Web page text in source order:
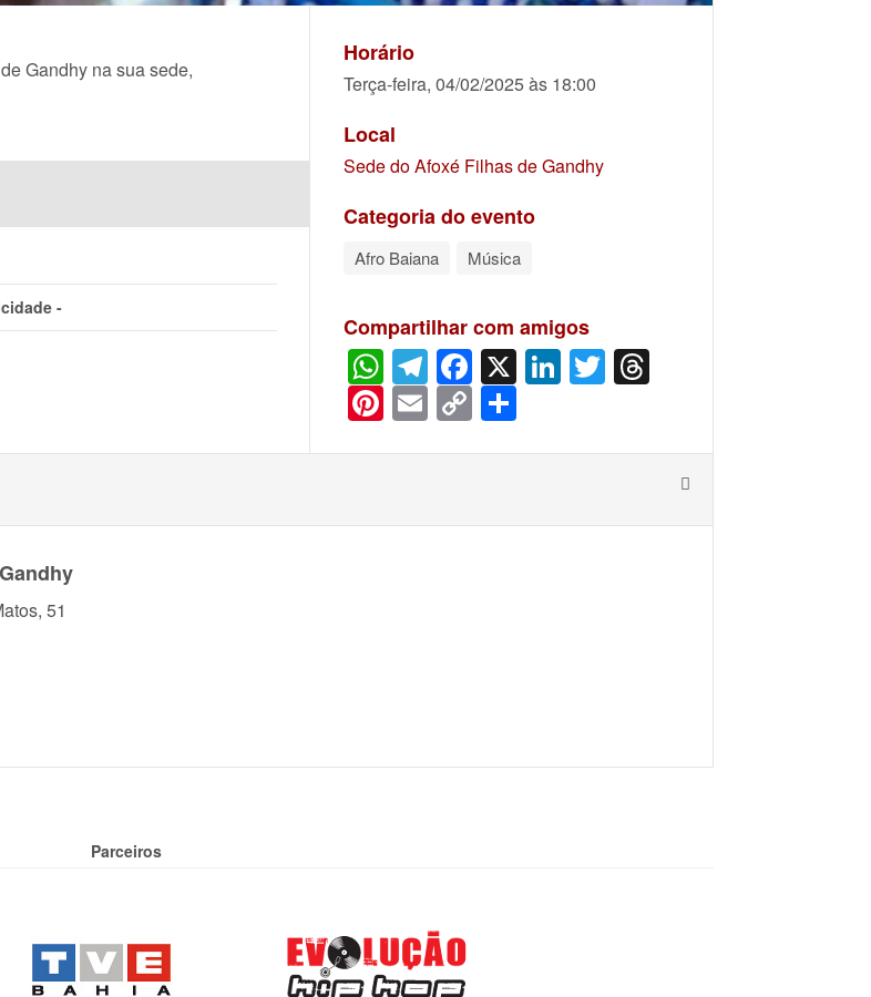
Gandhy na sua sede,
-
Horário
Terça-feira, 04/02/2025 às 18:00
Local
Sede do Afoxé Filhas de Gandhy
Categoria do evento
Afro Baiana Música
Compartilhar com amigos
WhatsApp
Telegram
Facebook
X LinkedIn
Twitter
Pinterest
Email
Copy
Link
51
Parceiros